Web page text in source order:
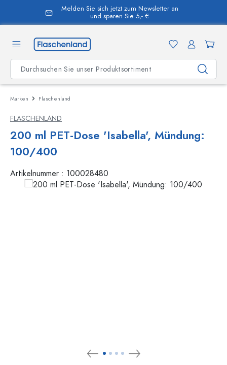
springen
Melden Sie sich jetzt zum Newsletter an
und sparen Sie 5,- €
Marken Flaschenland
FLASCHENLAND
200 ml PET-Dose 'Isabella', Mündung:
100/400
Artikelnummer : 100028480